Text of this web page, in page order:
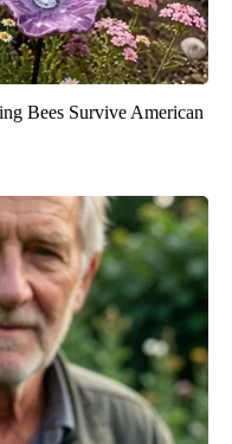
Bees Survive American